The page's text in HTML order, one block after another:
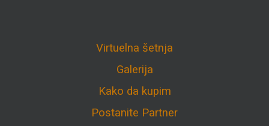
Virtuelna šetnja
Galerija
Kako da kupim
Postanite Partner